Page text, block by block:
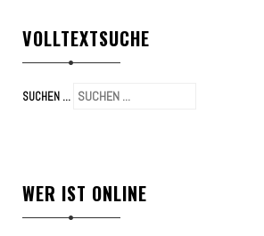
VOLLTEXTSUCHE
SUCHEN ...
WER IST ONLINE